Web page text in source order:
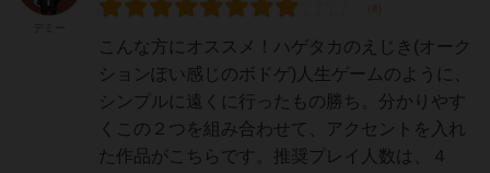
こんな方にオススメ！ハゲタカのえじき(オーク
ションぽい感じのボドゲ)人生ゲームのように、
シンプルに遠くに行ったもの勝ち。分かりやす
くこの２つを組み合わせて、アクセントを入れ
た作品がこちらです。推奨プレイ人数は、４